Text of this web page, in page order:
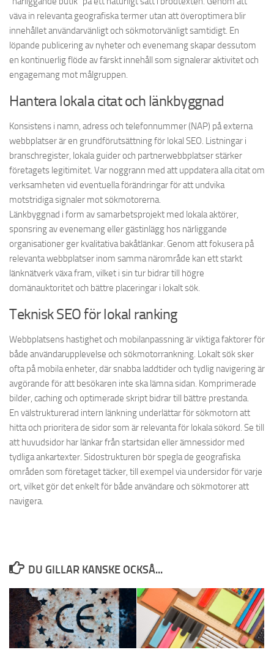
väva in relevanta geografiska termer utan att överoptimera blir
innehållet användarvänligt och sökmotorvänligt samtidigt. En
löpande publicering av nyheter och evenemang skapar dessutom
en kontinuerlig flöde av färskt innehåll som signalerar aktivitet och
engagemang mot målgruppen.
Hantera lokala citat och länkbyggnad
Konsistens i namn, adress och telefonnummer (NAP) på externa
webbplatser är en grundförutsättning för lokal SEO. Listningar i
branschregister, lokala guider och partnerwebbplatser stärker
företagets legitimitet. Var noggrann med att uppdatera alla citat om
verksamheten vid eventuella förändringar för att undvika
motstridiga signaler mot sökmotorerna.
Länkbyggnad i form av samarbetsprojekt med lokala aktörer,
sponsring av evenemang eller gästinlägg hos närliggande
organisationer ger kvalitativa bakåtlänkar. Genom att fokusera på
relevanta webbplatser inom samma närområde kan ett starkt
länknätverk växa fram, vilket i sin tur bidrar till högre
domänauktoritet och bättre placeringar i lokalt sök.
Teknisk SEO för lokal ranking
Webbplatsens hastighet och mobilanpassning är viktiga faktorer för
både användarupplevelse och sökmotorrankning. Lokalt sök sker
ofta på mobila enheter, där snabba laddtider och tydlig navigering är
avgörande för att besökaren inte ska lämna sidan. Komprimerade
bilder, caching och optimerade skript bidrar till bättre prestanda.
En välstrukturerad intern länkning underlättar för sökmotorn att
hitta och prioritera de sidor som är relevanta för lokala sökord. Se till
att huvudsidor har länkar från startsidan eller ämnessidor med
tydliga ankartexter. Sidostrukturen bör spegla de geografiska
områden som företaget täcker, till exempel via undersidor för varje
ort, vilket gör det enkelt för både användare och sökmotorer att
navigera.
DU GILLAR KANSKE OCKSÅ...